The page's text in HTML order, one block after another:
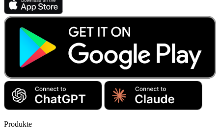
Produkte